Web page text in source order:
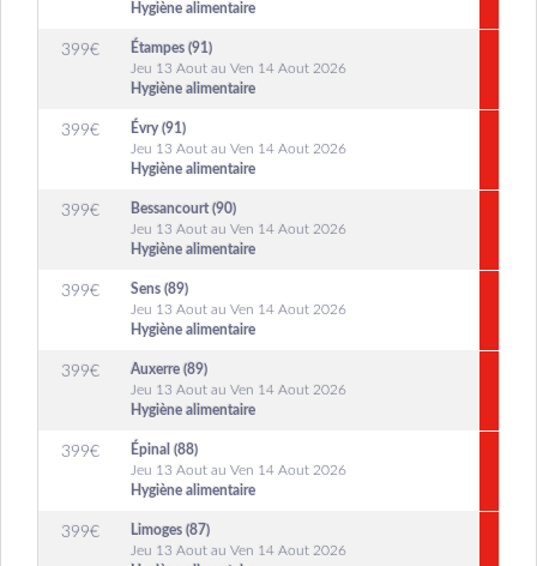
Hygiène alimentaire
399€
Étampes (91)
Jeu 13 Aout au Ven 14 Aout 2026
Hygiène alimentaire
399€
Évry (91)
Jeu 13 Aout au Ven 14 Aout 2026
Hygiène alimentaire
399€
Bessancourt (90)
Jeu 13 Aout au Ven 14 Aout 2026
Hygiène alimentaire
399€
Sens (89)
Jeu 13 Aout au Ven 14 Aout 2026
Hygiène alimentaire
399€
Auxerre (89)
Jeu 13 Aout au Ven 14 Aout 2026
Hygiène alimentaire
399€
Épinal (88)
Jeu 13 Aout au Ven 14 Aout 2026
Hygiène alimentaire
399€
Limoges (87)
Jeu 13 Aout au Ven 14 Aout 2026